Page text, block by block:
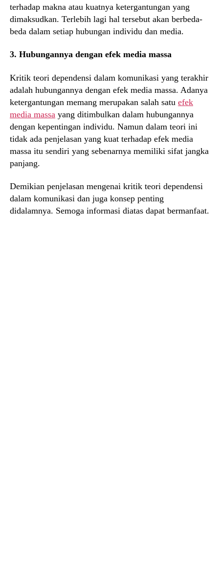
terhadap makna atau kuatnya ketergantungan yang
dimaksudkan. Terlebih lagi hal tersebut akan berbeda-
beda dalam setiap hubungan individu dan media.
3. Hubungannya dengan efek media massa
Kritik teori dependensi dalam komunikasi yang terakhir
adalah hubungannya dengan efek media massa. Adanya
ketergantungan memang merupakan salah satu efek
media massa yang ditimbulkan dalam hubungannya
dengan kepentingan individu. Namun dalam teori ini
tidak ada penjelasan yang kuat terhadap efek media
massa itu sendiri yang sebenarnya memiliki sifat jangka
panjang.
Demikian penjelasan mengenai kritik teori dependensi
dalam komunikasi dan juga konsep penting
didalamnya. Semoga informasi diatas dapat bermanfaat.